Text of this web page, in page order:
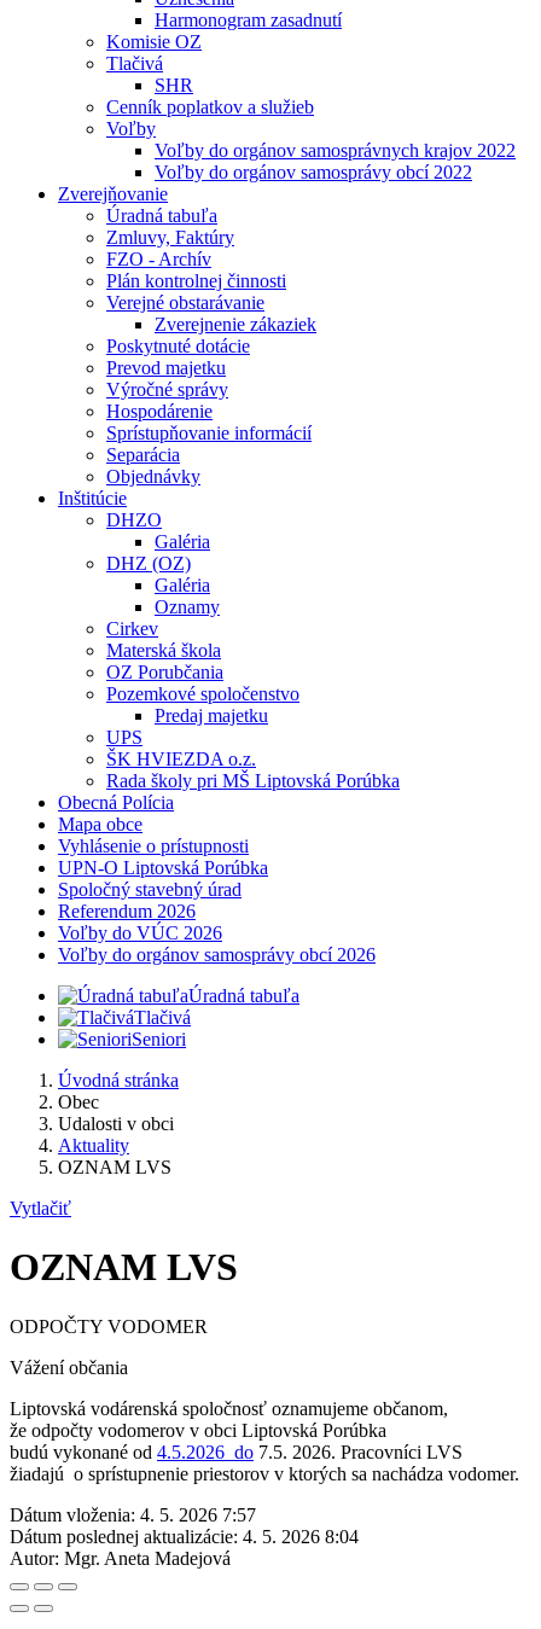
Harmonogram zasadnutí
Komisie OZ
Tlačivá
SHR
Cenník poplatkov a služieb
Voľby
Voľby do orgánov samosprávnych krajov 2022
Voľby do orgánov samosprávy obcí 2022
Zverejňovanie
Úradná tabuľa
Zmluvy, Faktúry
FZO - Archív
Plán kontrolnej činnosti
Verejné obstarávanie
Zverejnenie zákaziek
Poskytnuté dotácie
Prevod majetku
Výročné správy
Hospodárenie
Sprístupňovanie informácií
Separácia
Objednávky
Inštitúcie
DHZO
Galéria
DHZ (OZ)
Galéria
Oznamy
Cirkev
Materská škola
OZ Porubčania
Pozemkové spoločenstvo
Predaj majetku
UPS
ŠK HVIEZDA o.z.
Rada školy pri MŠ Liptovská Porúbka
Obecná Polícia
Mapa obce
Vyhlásenie o prístupnosti
UPN-O Liptovská Porúbka
Spoločný stavebný úrad
Referendum 2026
Voľby do VÚC 2026
Voľby do orgánov samosprávy obcí 2026
Úradná tabuľa
Tlačivá
Seniori
Úvodná stránka
Obec
Udalosti v obci
Aktuality
OZNAM LVS
Vytlačiť
OZNAM LVS
ODPOČTY VODOMER
Vážení občania
Liptovská vodárenská spoločnosť oznamujeme občanom,
že odpočty vodomerov v obci Liptovská Porúbka
budú vykonané od 4.5.2026 do 7.5. 2026. Pracovníci LVS
žiadajú o sprístupnenie priestorov v ktorých sa nachádza vodomer.
Dátum vloženia: 4. 5. 2026 7:57
Dátum poslednej aktualizácie: 4. 5. 2026 8:04
Autor: Mgr. Aneta Madejová